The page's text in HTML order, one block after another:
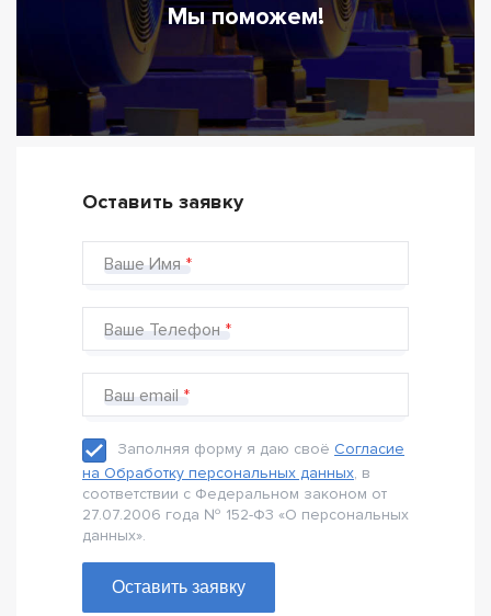
Мы поможем!
Оставить заявку
Ваше Имя
Ваше Телефон
Ваш email
Заполняя форму я даю своё Согласие
на Обработку персональных данных, в
соответствии с Федеральном законом от
27.07.2006 года № 152-Ф3 «О персональных
данных».
Оставить заявку